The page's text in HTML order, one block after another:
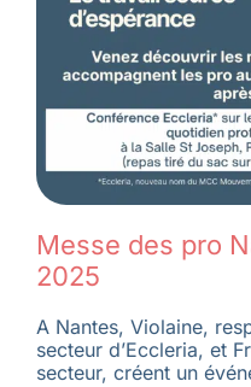
Messe des pro
2025
A Nantes, Violaine,
secteur d’Eccleria, et
secteur, créent un